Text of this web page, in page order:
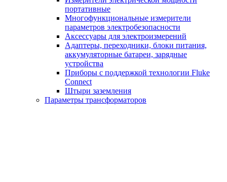
портативные
Многофункциональные измерители
параметров электробезопасности
Аксессуары для электроизмерений
Адаптеры, переходники, блоки питания,
аккумуляторные батареи, зарядные
устройства
Приборы с поддержкой технологии Fluke
Connect
Штыри заземления
Параметры трансформаторов